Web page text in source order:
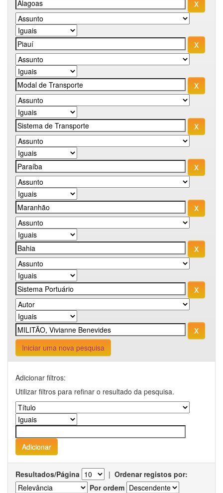
Iniciar uma nova pesquisa
Adicionar filtros:
Utilizar filtros para refinar o resultado da pesquisa.
Resultados/Página | Ordenar registos por:
Por ordem